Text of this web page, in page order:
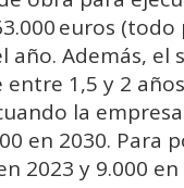
euros
año. Además,
1,5 y 2
la
en 2030.
2023 y 9.000 en